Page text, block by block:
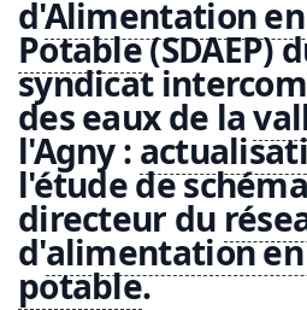
d'Alimentation en
Potable(SDAEP)
syndicat
des eaux de la
l'Agny :
l'étude de
directeur du
d'alimentation
potable.